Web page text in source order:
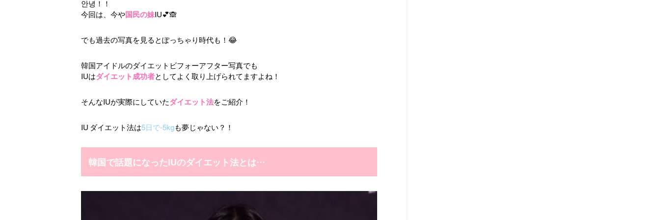
안녕！！
今回は、今や国民の妹IU💕🙈
でも過去の写真を見るとぽっちゃり時代も！😂
韓国アイドルのダイエットビフォーアフター写真でも
IUはダイエット成功者としてよく取り上げられてますよね！
そんなIUが実際にしていたダイエット法をご紹介！
IU ダイエット法は5日で-5kgも夢じゃない？！
韓国で話題になったIUのダイエット法とは…